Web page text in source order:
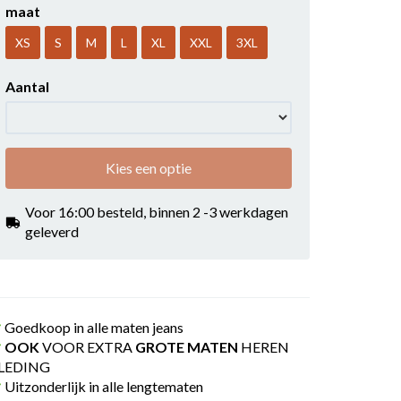
maat
XS S M L XL XXL 3XL
Aantal
Kies een optie
Voor 16:00 besteld, binnen 2 -3 werkdagen
geleverd
Goedkoop in alle maten jeans
OOKVOOR EXTRA GROTE MATEN HEREN
Uitzonderlijk in alle lengtematen